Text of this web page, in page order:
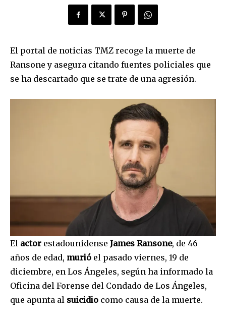
El portal de noticias TMZ recoge la muerte de
Ransone y asegura citando fuentes policiales que
se ha descartado que se trate de una agresión.
El actor estadounidense James Ransone, de 46
años de edad, murió el pasado viernes, 19 de
diciembre, en Los Ángeles, según ha informado la
Oficina del Forense del Condado de Los Ángeles,
que apunta al suicidio como causa de la muerte.